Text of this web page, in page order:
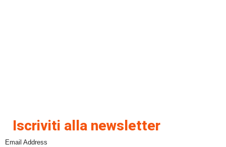
Iscriviti alla newsletter
Email Address